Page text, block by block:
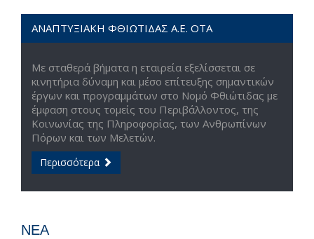
ΑΝΑΠΤΥΞΙΑΚΗ ΦΘΙΩΤΙΔΑΣ Α.Ε. ΟΤΑ
Με σταθερά βήματα η εταιρεία εξελίσσεται σε
κινητήρια δύναμη και μέσο επίτευξης σημαντικών
έργων και προγραμμάτων στο Νομό Φθιώτιδας με
έμφαση στους τομείς του Περιβάλλοντος, της
Κοινωνίας της Πληροφορίας, των Ανθρωπίνων
Πόρων και των Μελετών.
Περισσότερα
ΝΕΑ